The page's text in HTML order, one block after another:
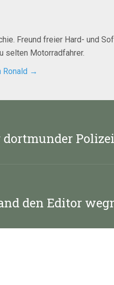
Freund freier Hard- und
selten Motorradfahrer.
Ronald →
dortmunder Polizei
den Editor